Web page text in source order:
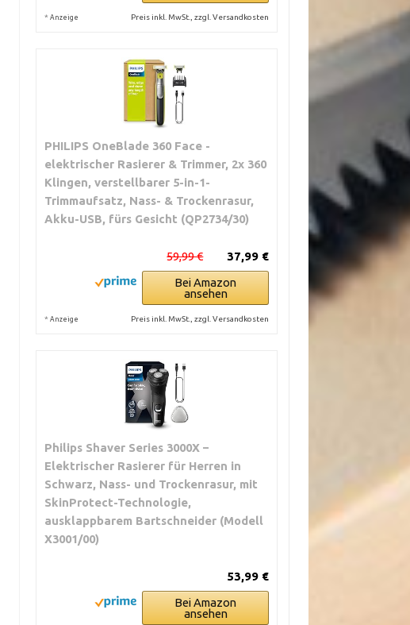
* Anzeige Preis inkl. MwSt., zzgl. Versandkosten
PHILIPS OneBlade 360 Face -
elektrischer Rasierer & Trimmer, 2x 360
Klingen, verstellbarer 5-in-1-
Trimmaufsatz, Nass- & Trockenrasur,
Akku-USB, fürs Gesicht (QP2734/30)
37,99 €
59,99 €
Bei Amazon
ansehen
* Anzeige Preis inkl. MwSt., zzgl. Versandkosten
Philips Shaver Series 3000X –
Elektrischer Rasierer für Herren in
Schwarz, Nass- und Trockenrasur, mit
SkinProtect-Technologie,
ausklappbarem Bartschneider (Modell
X3001/00)
53,99 €
Bei Amazon
ansehen